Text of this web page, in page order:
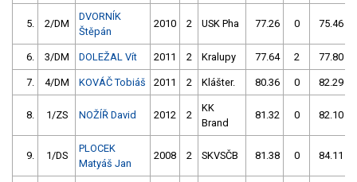
5. 2/DM
DVORNÍK
Štěpán
2010 2 USK Pha 77.26 0 75.46
6. 3/DM DOLEŽAL Vít 2011 2 Kralupy 77.64 2 77.80
7. 4/DM KOVÁČ Tobiáš 2011 2 Klášter. 80.36 0 82.29
8. 1/ZS NOŽÍŘ David 2012 2
KK
Brand
81.32 0 82.10
9. 1/DS
PLOCEK
Matyáš Jan
2008 2 SKVSČB 81.38 0 84.11